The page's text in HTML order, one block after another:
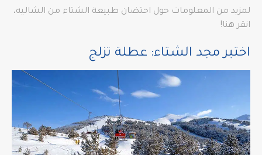
لمزيد من المعلومات حول احتضان طبيعة الشتاء من الشاليه،
انقر هنا!
اختبر مجد الشتاء: عطلة تزلج